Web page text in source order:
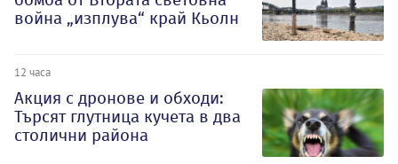
война „изплува“ край Кьолн
12 часа
Акция с дронове и обходи:
Търсят глутница кучета в два
столични района